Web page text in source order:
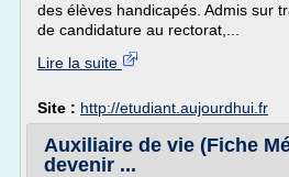
des élèves handicapés. Admis sur
de candidature au rectorat,...
Lire la suite
Site : http://etudiant.aujourdhui.fr
Auxiliaire de vie (Fiche
devenir ...